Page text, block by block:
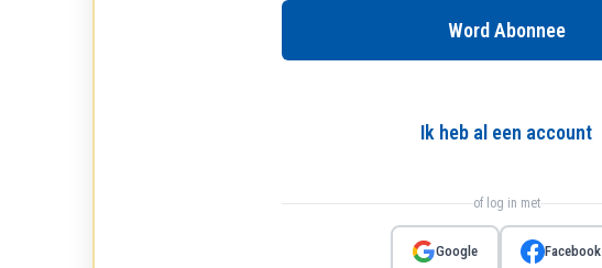
Word Abonnee
Ik heb al een account
of log in met
Google Facebook